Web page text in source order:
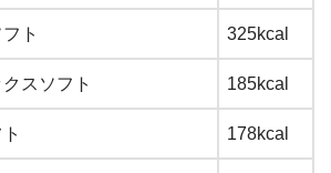
ト 325kcal
スソフト 185kcal
178kcal